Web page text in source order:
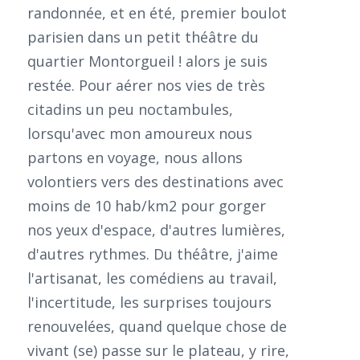
randonnée, et en été, premier boulot
parisien dans un petit théâtre du
quartier Montorgueil ! alors je suis
restée. Pour aérer nos vies de très
citadins un peu noctambules,
lorsqu'avec mon amoureux nous
partons en voyage, nous allons
volontiers vers des destinations avec
moins de 10 hab/km2 pour gorger
nos yeux d'espace, d'autres lumières,
d'autres rythmes. Du théâtre, j'aime
l'artisanat, les comédiens au travail,
l'incertitude, les surprises toujours
renouvelées, quand quelque chose de
vivant (se) passe sur le plateau, y rire,